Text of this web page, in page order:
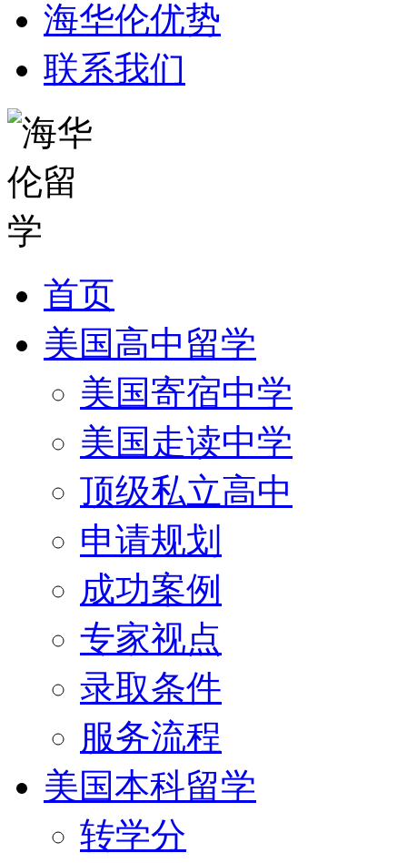
海华伦优势
联系我们
首页
美国高中留学
美国寄宿中学
美国走读中学
顶级私立高中
申请规划
成功案例
专家视点
录取条件
服务流程
美国本科留学
转学分